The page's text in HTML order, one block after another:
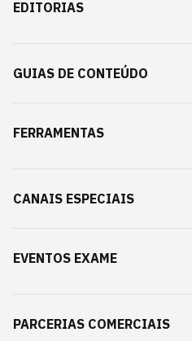
EDITORIAS
GUIAS DE CONTEÚDO
FERRAMENTAS
CANAIS ESPECIAIS
EVENTOS EXAME
PARCERIAS COMERCIAIS